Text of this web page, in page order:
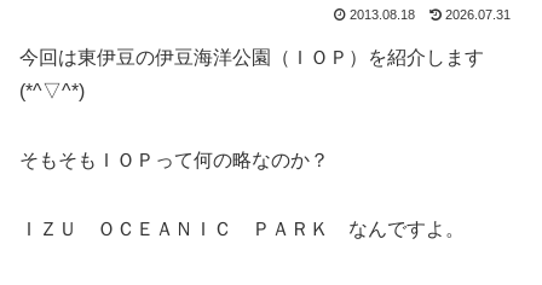
2013.08.18 2026.07.31
今回は東伊豆の伊豆海洋公園（ＩＯＰ）を紹介します
(*^▽^*)
そもそもＩＯＰって何の略なのか？
ＩＺＵ ＯＣＥＡＮＩＣ ＰＡＲＫ なんですよ。